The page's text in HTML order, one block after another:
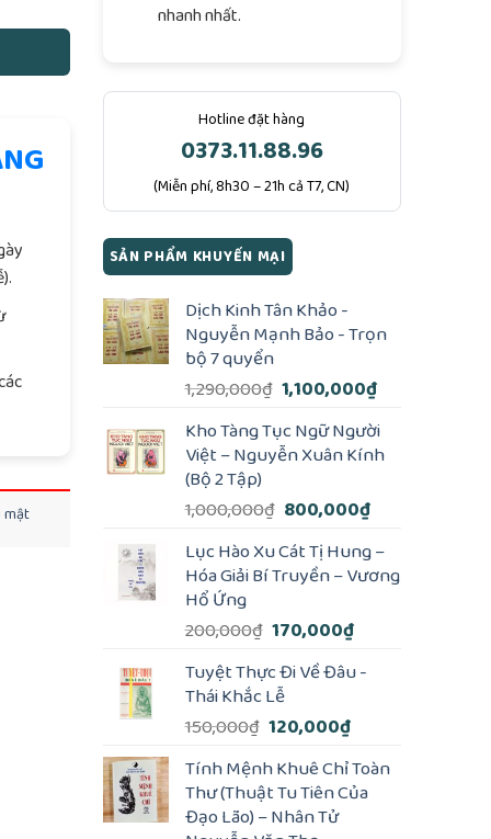
mật
nhanh nhất.
Hotline đặt hàng
0373.11.88.96
(Miễn phí, 8h30 – 21h cả T7, CN)
SẢN PHẨM KHUYẾN MẠI
Dịch Kinh Tân Khảo -
Nguyễn Mạnh Bảo - Trọn
bộ 7 quyển
1,290,000₫ Giá
là:
1,290,000₫.
1,100,000₫Giá
tại
là:
Kho Tàng Tục Ngữ Người
Việt – Nguyễn Xuân Kính
(Bộ 2 Tập)
1,000,000₫ Giá
là:
1,000,000₫.
800,000₫Giá
tại
là:
Lục Hào Xu Cát Tị Hung –
Hóa Giải Bí Truyền – Vương
Hổ Ứng
200,000₫ Giá
là:
200,000₫.
170,000₫Giá
tại
Tuyệt Thực Đi Về Đâu -
Thái Khắc Lễ
150,000₫ Giá
là:
150,000₫.
120,000₫Giá
tại
là:
Tính Mệnh Khuê Chỉ Toàn
Thư (Thuật Tu Tiên Của
Đạo Lão) – Nhân Tử